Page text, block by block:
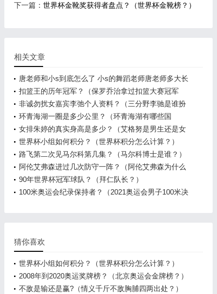
下一篇： 世界杯金靴奖获得者盘点？（世界杯金靴榜？）
相关文章
唐老师和小s到底怎么了 小s的舞蹈老师唐老师多大长
什样
扣篮王的历年冠军？（保罗乔治拿过扣篮大赛冠军
吗？）
非诚勿扰女嘉宾李弛个人资料？（三分野李驰是谁扮
演的？）
环青海湖一圈是多少公里？（环青海湖有哪些国
家？）
女排朱婷的真实身高是多少？（艾格努是男生还是女
生？）
世界杯小组如何积分？（世界杯积分怎么计算？）
路飞第二次见马尔科第几集？（马尔科博士是谁？）
阿伦艾弗森进过几次防守一阵？（阿伦艾弗森为什么
选择退役？）
90年世界杯冠军球队？（拜仁队长？）
100米奥运会纪录保持者？（2021奥运会男子100米决
猜你喜欢
世界杯小组如何积分？（世界杯积分怎么计算？）
2008年到2020奥运奖牌榜？（北京奥运会金牌榜？）
不敌是输还是赢?（情义千斤不敌胸脯四两出处？）